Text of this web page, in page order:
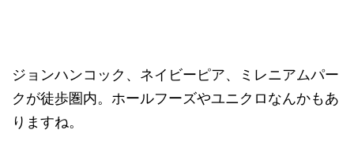
ジョンハンコック、ネイビーピア、ミレニアムパー
クが徒歩圏内。ホールフーズやユニクロなんかもあ
りますね。